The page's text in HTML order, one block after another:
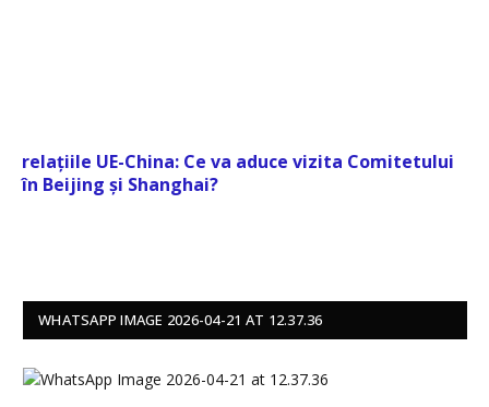
relațiile UE-China: Ce va aduce vizita Comitetului
în Beijing și Shanghai?
WHATSAPP IMAGE 2026-04-21 AT 12.37.36